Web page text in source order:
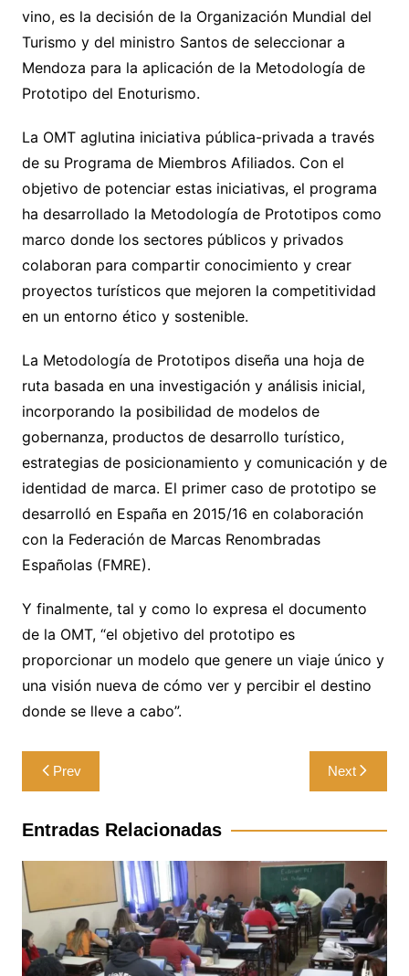
vino, es la decisión de la Organización Mundial del
Turismo y del ministro Santos de seleccionar a
Mendoza para la aplicación de la Metodología de
Prototipo del Enoturismo.
La OMT aglutina iniciativa pública-privada a través
de su Programa de Miembros Afiliados. Con el
objetivo de potenciar estas iniciativas, el programa
ha desarrollado la Metodología de Prototipos como
marco donde los sectores públicos y privados
colaboran para compartir conocimiento y crear
proyectos turísticos que mejoren la competitividad
en un entorno ético y sostenible.
La Metodología de Prototipos diseña una hoja de
ruta basada en una investigación y análisis inicial,
incorporando la posibilidad de modelos de
gobernanza, productos de desarrollo turístico,
estrategias de posicionamiento y comunicación y de
identidad de marca. El primer caso de prototipo se
desarrolló en España en 2015/16 en colaboración
con la Federación de Marcas Renombradas
Españolas (FMRE).
Y finalmente, tal y como lo expresa el documento
de la OMT, “el objetivo del prototipo es
proporcionar un modelo que genere un viaje único y
una visión nueva de cómo ver y percibir el destino
donde se lleve a cabo”.
Navegación
de
entradas
Prev Next
Entradas Relacionadas